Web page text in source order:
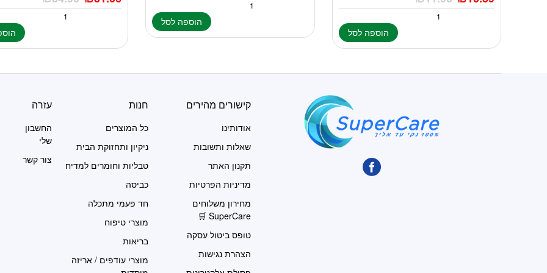
הוספה לסל
הוספה לסל
קישורים מהירים
אודותינו
שאלות ותשובות
תקנון האתר
מדיניות הפרטיות
מחירון משלוחים
SuperCare 🛒
טופס ביטול עסקה
הצהרת נגישות
חנות
כל המוצרים
ניקיון ותחזוקת הבית
טבליות וחומרים למדיח
כביסה
חד פעמי מתכלה
מוצרי טיפוח
בריאות
מוצרי עודפים / אריזה
עזרה
החשבון
שלי
צור קשר